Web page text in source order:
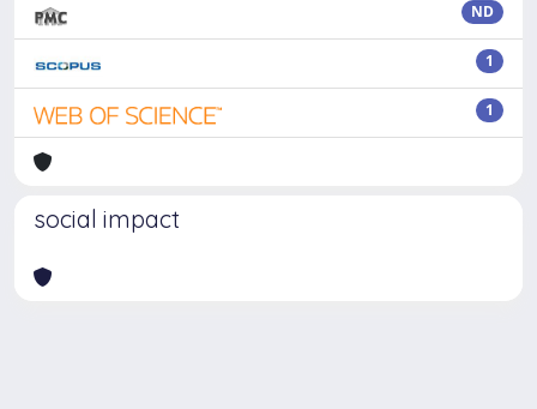
ND
1
1
social impact